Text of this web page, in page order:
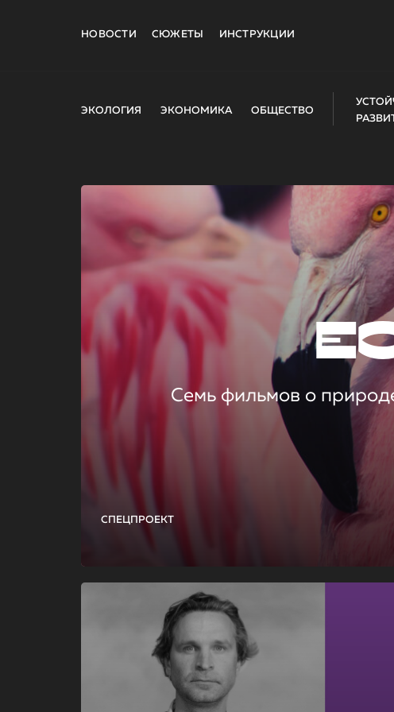
НОВОСТИ СЮЖЕТЫ ИНСТРУКЦИИ
ЭКОЛОГИЯ ЭКОНОМИКА ОБЩЕСТВО
СПЕЦПРОЕКТ
Семь фильмов о